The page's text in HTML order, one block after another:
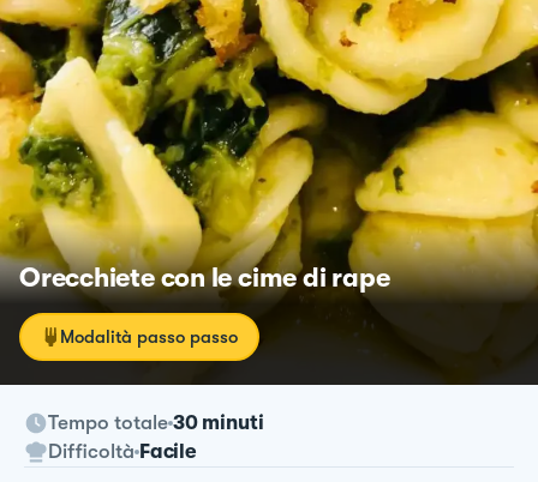
Orecchiete con le cime di rape
Modalità passo passo
Tempo totale 30 minuti
Difficoltà Facile